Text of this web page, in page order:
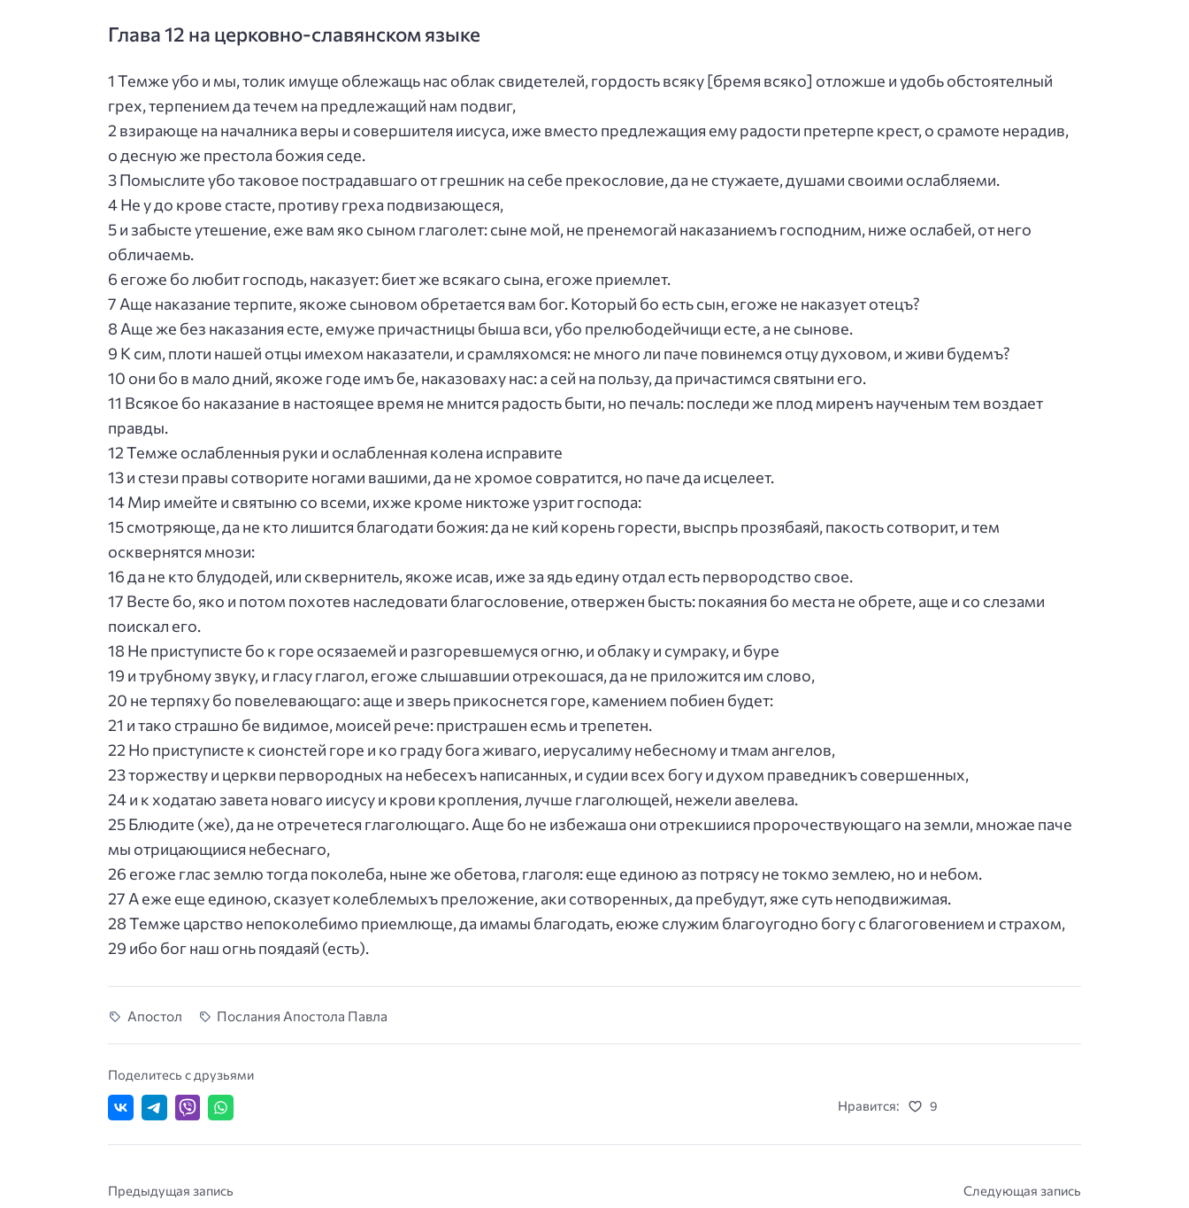
Глава 12 на церковно-славянском языке
1 Темже убо и мы, толик имуще облежащь нас облак свидетелей, гордость всяку [бремя всяко] отложше и удобь обстоятелный
грех, терпением да течем на предлежащий нам подвиг,
2 взирающе на началника веры и совершителя иисуса, иже вместо предлежащия ему радости претерпе крест, о срамоте нерадив,
о десную же престола божия седе.
3 Помыслите убо таковое пострадавшаго от грешник на себе прекословие, да не стужаете, душами своими ослабляеми.
4 Не у до крове стасте, противу греха подвизающеся,
5 и забысте утешение, еже вам яко сыном глаголет: сыне мой, не пренемогай наказаниемъ господним, ниже ослабей, от него
обличаемь.
6 егоже бо любит господь, наказует: биет же всякаго сына, егоже приемлет.
7 Аще наказание терпите, якоже сыновом обретается вам бог. Который бо есть сын, егоже не наказует отецъ?
8 Аще же без наказания есте, емуже причастницы быша вси, убо прелюбодейчищи есте, а не сынове.
9 К сим, плоти нашей отцы имехом наказатели, и срамляхомся: не много ли паче повинемся отцу духовом, и живи будемъ?
10 они бо в мало дний, якоже годе имъ бе, наказоваху нас: а сей на пользу, да причастимся святыни его.
11 Всякое бо наказание в настоящее время не мнится радость быти, но печаль: последи же плод миренъ наученым тем воздает
правды.
12 Темже ослабленныя руки и ослабленная колена исправите
13 и стези правы сотворите ногами вашими, да не хромое совратится, но паче да исцелеет.
14 Мир имейте и святыню со всеми, ихже кроме никтоже узрит господа:
15 смотряюще, да не кто лишится благодати божия: да не кий корень горести, выспрь прозябаяй, пакость сотворит, и тем
осквернятся мнози:
16 да не кто блудодей, или сквернитель, якоже исав, иже за ядь едину отдал есть первородство свое.
17 Весте бо, яко и потом похотев наследовати благословение, отвержен бысть: покаяния бо места не обрете, аще и со слезами
поискал его.
18 Не приступисте бо к горе осязаемей и разгоревшемуся огню, и облаку и сумраку, и буре
19 и трубному звуку, и гласу глагол, егоже слышавшии отрекошася, да не приложится им слово,
20 не терпяху бо повелевающаго: аще и зверь прикоснется горе, камением побиен будет:
21 и тако страшно бе видимое, моисей рече: пристрашен есмь и трепетен.
22 Но приступисте к сионстей горе и ко граду бога живаго, иерусалиму небесному и тмам ангелов,
23 торжеству и церкви первородных на небесехъ написанных, и судии всех богу и духом праведникъ совершенных,
24 и к ходатаю завета новаго иисусу и крови кропления, лучше глаголющей, нежели авелева.
25 Блюдите (же), да не отречетеся глаголющаго. Аще бо не избежаша они отрекшиися пророчествующаго на земли, множае паче
мы отрицающиися небеснаго,
26 егоже глас землю тогда поколеба, ныне же обетова, глаголя: еще единою аз потрясу не токмо землею, но и небом.
27 А еже еще единою, сказует колеблемыхъ преложение, аки сотворенных, да пребудут, яже суть неподвижимая.
28 Темже царство непоколебимо приемлюще, да имамы благодать, еюже служим благоугодно богу с благоговением и страхом,
29 ибо бог наш огнь поядаяй (есть).
Апостол Послания Апостола Павла
Поделитесь с друзьями
Нравится:
9
Предыдущая запись Следующая запись